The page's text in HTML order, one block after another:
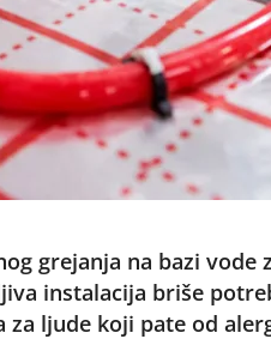
grejanja na bazi vode
instalacija briše
ljude koji pate od